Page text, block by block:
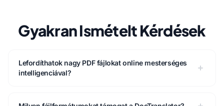
Gyakran Ismételt Kérdések
Lefordíthatok nagy PDF fájlokat online mesterséges
intelligenciával?